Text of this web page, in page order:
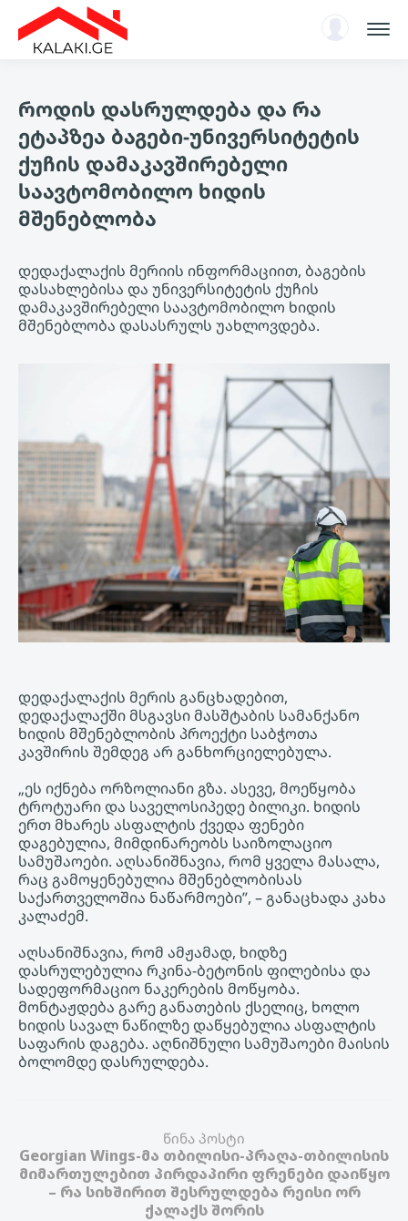
სარჩევი
ენციკლოპედია
ახალი ამბები, ანალიტიკა
ავტორიზაცია
KA
როდის დასრულდება და რა
ეტაპზეა ბაგები-უნივერსიტეტის
ქუჩის დამაკავშირებელი
საავტომობილო ხიდის
მშენებლობა
დედაქალაქის მერიის ინფორმაციით, ბაგების
დასახლებისა და უნივერსიტეტის ქუჩის
დამაკავშირებელი საავტომობილო ხიდის
მშენებლობა დასასრულს უახლოვდება.
დედაქალაქის მერის განცხადებით,
დედაქალაქში მსგავსი მასშტაბის სამანქანო
ხიდის მშენებლობის პროექტი საბჭოთა
კავშირის შემდეგ არ განხორციელებულა.
„ეს იქნება ორზოლიანი გზა. ასევე, მოეწყობა
ტროტუარი და საველოსიპედე ბილიკი. ხიდის
ერთ მხარეს ასფალტის ქვედა ფენები
დაგებულია, მიმდინარეობს საიზოლაციო
სამუშაოები. აღსანიშნავია, რომ ყველა მასალა,
რაც გამოყენებულია მშენებლობისას
საქართველოშია ნაწარმოები”, – განაცხადა კახა
კალაძემ.
აღსანიშნავია, რომ ამჟამად, ხიდზე
დასრულებულია რკინა-ბეტონის ფილებისა და
სადეფორმაციო ნაკერების მოწყობა.
მონტაჟდება გარე განათების ქსელიც, ხოლო
ხიდის სავალ ნაწილზე დაწყებულია ასფალტის
საფარის დაგება. აღნიშნული სამუშაოები მაისის
ბოლომდე დასრულდება.
წინა პოსტი
Georgian Wings-მა თბილისი-პრაღა-თბილისის
მიმართულებით პირდაპირი ფრენები დაიწყო
– რა სიხშირით შესრულდება რეისი ორ
ქალაქს შორის